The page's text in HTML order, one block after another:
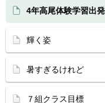
4年高尾体験学習出発
輝く姿
暑すぎるけれど
７組クラス目標